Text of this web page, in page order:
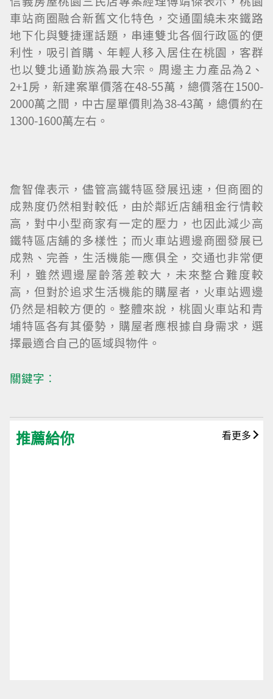
車站商圈融合新舊文化特色，交通圍繞未來鐵路
地下化與雙捷運話題，串連雙北各個行政區的便
利性，吸引首購、年輕人移入居住在桃園，客群
也以雙北通勤族為最大宗。周邊主力產品為2、
2+1房，新建案單價落在48-55萬，總價落在1500-
2000萬之間，中古屋單價則為38-43萬，總價約在
1300-1600萬左右。
詹智偉表示，儘管高鐵特區發展迅速，但商圈的
成熟度仍然相對較低，由於鄰近店舖租金行情較
高，對中小型商家有一定的壓力，也因此減少高
鐵特區店舖的多樣性；而火車站週邊商圈發展已
成熟、完善，生活機能一應俱全，交通也非常便
利，雖然週邊屋齡落差較大，未來整合難度較
高，但對於追求生活機能的購屋者，火車站週邊
仍然是相較方便的。整體來說，桃園火車站和青
埔特區各有其優勢，購屋者應根據自身需求，選
擇最適合自己的區域與物件。
關鍵字︰
推薦給你 看更多